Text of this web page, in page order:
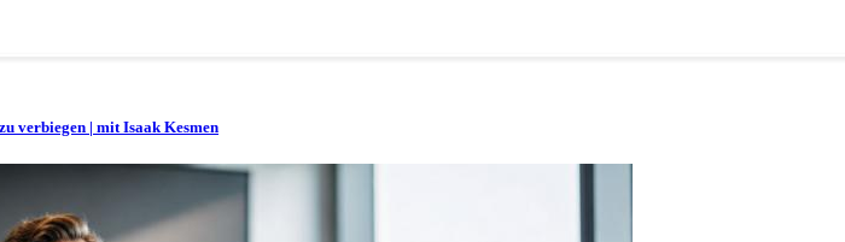
verbiegen | mit Isaak Kesmen